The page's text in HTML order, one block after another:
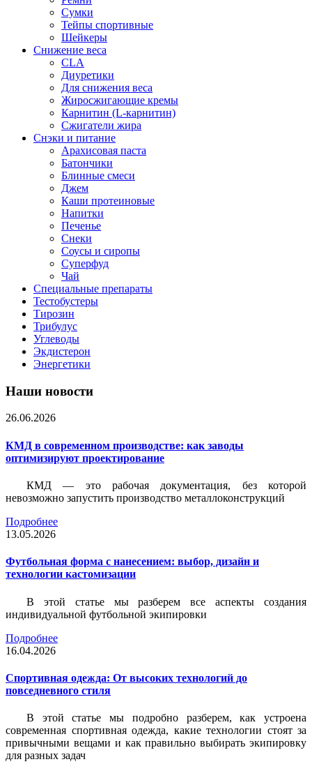
Сумки
Тейпы спортивные
Шейкеры
Снижение веса
CLA
Диуретики
Для снижения веса
Жиросжигающие кремы
Карнитин (L-карнитин)
Сжигатели жира
Снэки и питание
Арахисовая паста
Батончики
Блинные смеси
Джем
Каши протеиновые
Напитки
Печенье
Снеки
Соусы и сиропы
Суперфуд
Чай
Специальные препараты
Тестобустеры
Тирозин
Трибулус
Углеводы
Экдистерон
Энергетики
Наши новости
26.06.2026
КМД в современном производстве: как заводы
оптимизируют проектирование
КМД — это рабочая документация, без которой
невозможно запустить производство металлоконструкций
Подробнее
13.05.2026
Футбольная форма с нанесением: выбор, дизайн и
технологии кастомизации
В этой статье мы разберем все аспекты создания
индивидуальной футбольной экипировки
Подробнее
16.04.2026
Спортивная одежда: От высоких технологий до
повседневного стиля
В этой статье мы подробно разберем, как устроена
современная спортивная одежда, какие технологии стоят за
привычными вещами и как правильно выбирать экипировку
для разных задач